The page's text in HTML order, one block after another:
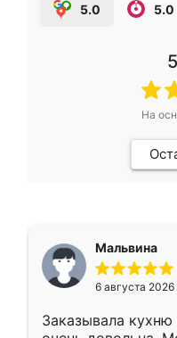
5.0 5.0
На
Мальвина
6 августа 2026
Заказывала кухню